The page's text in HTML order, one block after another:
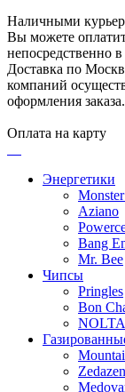
Наличными
Вы можете
непосредственно
Доставка по
компаний
оформления заказа.
Оплата на карту
Энергетики
Aziano
Bang
Mr. Bee
Чипсы
Pringles
Bon
NOLTA